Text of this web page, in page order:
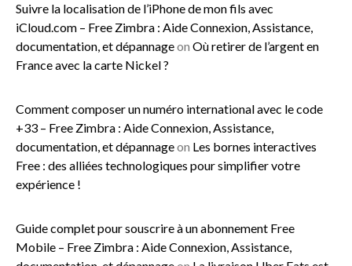
Suivre la localisation de l’iPhone de mon fils avec
iCloud.com – Free Zimbra : Aide Connexion, Assistance,
documentation, et dépannageon Où retirer de l’argent en
France avec la carte Nickel ?
Comment composer un numéro international avec le code
+33 – Free Zimbra : Aide Connexion, Assistance,
documentation, et dépannageon Les bornes interactives
Free : des alliées technologiques pour simplifier votre
expérience !
Guide complet pour souscrire à un abonnement Free
Mobile – Free Zimbra : Aide Connexion, Assistance,